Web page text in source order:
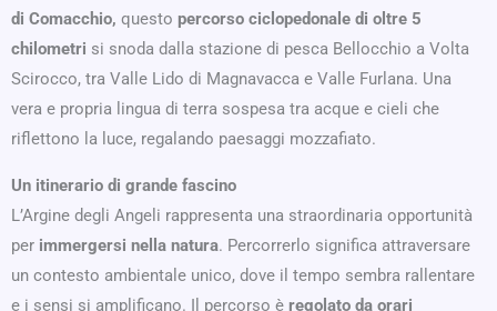
di Comacchio, questo percorso ciclopedonale di oltre 5
chilometri si snoda dalla stazione di pesca Bellocchio a Volta
Scirocco, tra Valle Lido di Magnavacca e Valle Furlana. Una
vera e propria lingua di terra sospesa tra acque e cieli che
riflettono la luce, regalando paesaggi mozzafiato.
Un itinerario di grande fascino
L’Argine degli Angeli rappresenta una straordinaria opportunità
per immergersi nella natura. Percorrerlo significa attraversare
un contesto ambientale unico, dove il tempo sembra rallentare
e i sensi si amplificano. Il percorso è regolato da orari